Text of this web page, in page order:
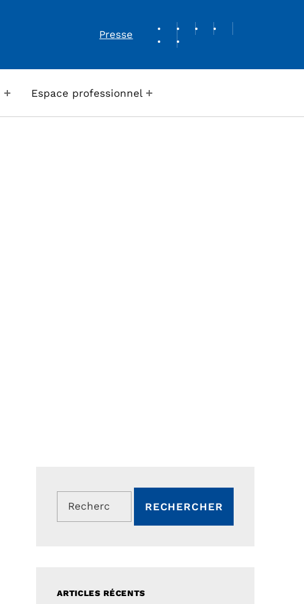
Presse
REVUE DE PRESSE
Espace professionnel
Rechercher :
ARTICLES RÉCENTS